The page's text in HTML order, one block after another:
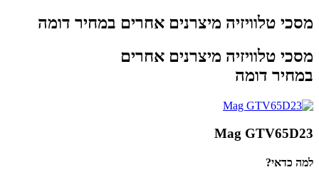
מסכי טלוויזיה מיצרנים אחרים במחיר דומה
מסכי טלוויזיה מיצרנים אחרים
במחיר דומה
Mag GTV65D23
למה כדאי?